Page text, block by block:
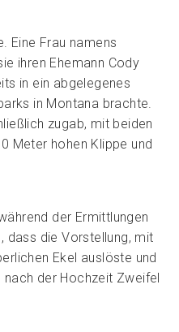
Eine Frau namens
ihren Ehemann Cody
in ein abgelegenes
in Montana brachte.
zugab, mit beiden
Meter hohen Klippe und
der Ermittlungen
dass die Vorstellung, mit
Ekel auslöste und
der Hochzeit Zweifel